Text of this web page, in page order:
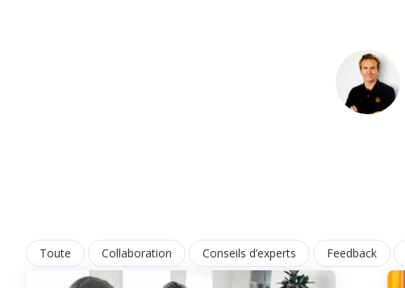
Toute Collaboration Conseils d’experts Feedback